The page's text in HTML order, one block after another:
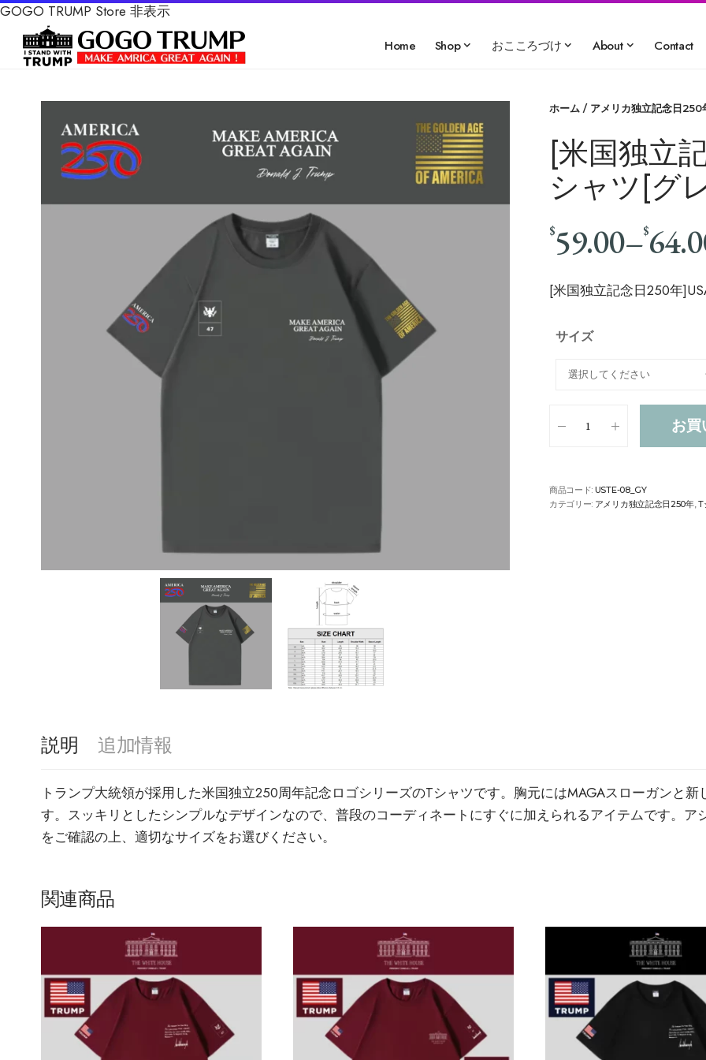
GOGO TRUMP Store 非表示
Home Shop おこころづけ About Contact
ホーム / アメリカ独立記念日250
[米国独立
シャツ[グ
$59.00–$
[米国独立記念日250年
サイズ
お買
商品コード: USTE-08_GY
カテゴリー: アメリカ独立記念日250年,T
説明 追加情報
トランプ大統領が採用した米国独立250周年記念ロゴシリーズのTシャツです。胸元にはMAGAスローガンと
す。スッキリとしたシンプルなデザインなので、普段のコーディネートにすぐに加えられるアイテムです。
をご確認の上、適切なサイズをお選びください。
関連商品